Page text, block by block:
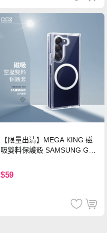
【限量出清】MEGA KING 磁
吸雙料保護殼 SAMSUNG Gala
$59